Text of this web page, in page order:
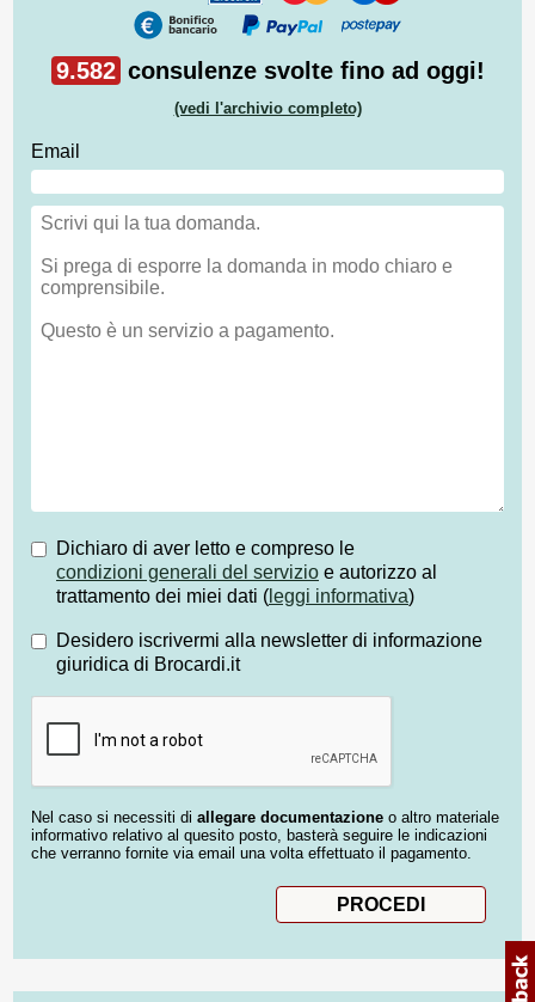
9.582 consulenze svolte fino ad oggi!
(vedi l'archivio completo)
Email
Dichiaro di aver letto e compreso le
condizioni generali del servizio e autorizzo al
trattamento dei miei dati ( leggi informativa)
Desidero iscrivermi alla newsletter di informazione
giuridica di Brocardi.it
Nel caso si necessiti di allegare documentazione o altro materiale
informativo relativo al quesito posto, basterà seguire le indicazioni
che verranno fornite via email una volta effettuato il pagamento.